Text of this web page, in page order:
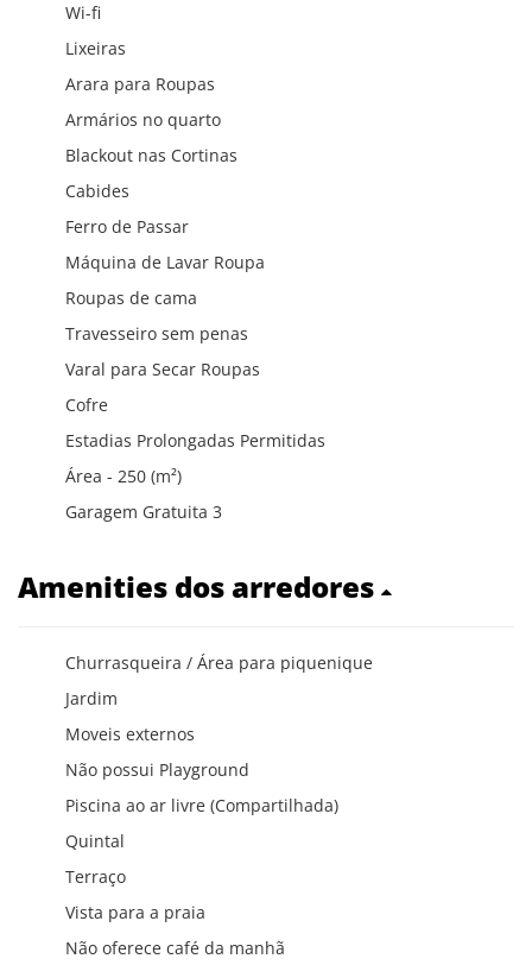
Wi-fi
Lixeiras
Arara para Roupas
Armários no quarto
Blackout nas Cortinas
Cabides
Ferro de Passar
Máquina de Lavar Roupa
Roupas de cama
Travesseiro sem penas
Varal para Secar Roupas
Cofre
Estadias Prolongadas Permitidas
Área - 250 (m²)
Garagem Gratuita 3
Amenities dos arredores
Churrasqueira / Área para piquenique
Jardim
Moveis externos
Não possui Playground
Piscina ao ar livre (Compartilhada)
Quintal
Terraço
Vista para a praia
Não oferece café da manhã